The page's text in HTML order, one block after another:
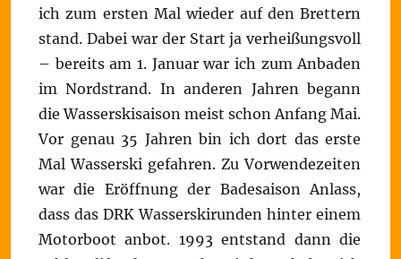
ich zum ersten Mal wieder auf den Brettern
stand. Dabei war der Start ja verheißungsvoll
– bereits am 1. Januar war ich zum Anbaden
im Nordstrand. In anderen Jahren begann
die Wasserskisaison meist schon Anfang Mai.
Vor genau 35 Jahren bin ich dort das erste
Mal Wasserski gefahren. Zu Vorwendezeiten
war die Eröffnung der Badesaison Anlass,
dass das DRK Wasserskirunden hinter einem
Motorboot anbot. 1993 entstand dann die